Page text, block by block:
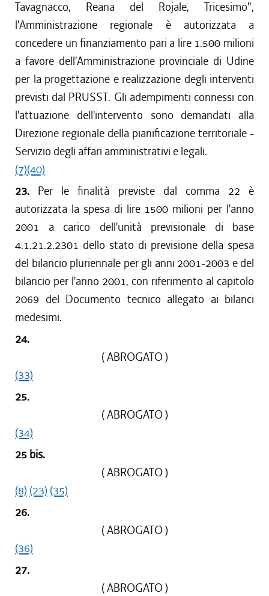
Tavagnacco, Reana del Rojale, Tricesimo",
l'Amministrazione regionale è autorizzata a
concedere un finanziamento pari a lire 1.500 milioni
a favore dell'Amministrazione provinciale di Udine
per la progettazione e realizzazione degli interventi
previsti dal PRUSST. Gli adempimenti connessi con
l'attuazione dell'intervento sono demandati alla
Direzione regionale della pianificazione territoriale -
Servizio degli affari amministrativi e legali.
(7)(40)
23. Per le finalità previste dal comma 22 è
autorizzata la spesa di lire 1500 milioni per l'anno
2001 a carico dell'unità previsionale di base
4.1.21.2.2301 dello stato di previsione della spesa
del bilancio pluriennale per gli anni 2001-2003 e del
bilancio per l'anno 2001, con riferimento al capitolo
2069 del Documento tecnico allegato ai bilanci
medesimi.
24.
( ABROGATO )
(33)
25.
( ABROGATO )
(34)
25 bis.
( ABROGATO )
(8) (23) (35)
26.
( ABROGATO )
(36)
27.
( ABROGATO )